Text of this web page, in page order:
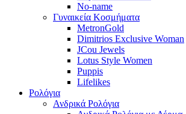
No-name
Γυναικεία Κοσμήματα
MetronGold
Dimitrios Exclusive Woman
JCou Jewels
Lotus Style Women
Puppis
Lifelikes
Ρολόγια
Ανδρικά Ρολόγια